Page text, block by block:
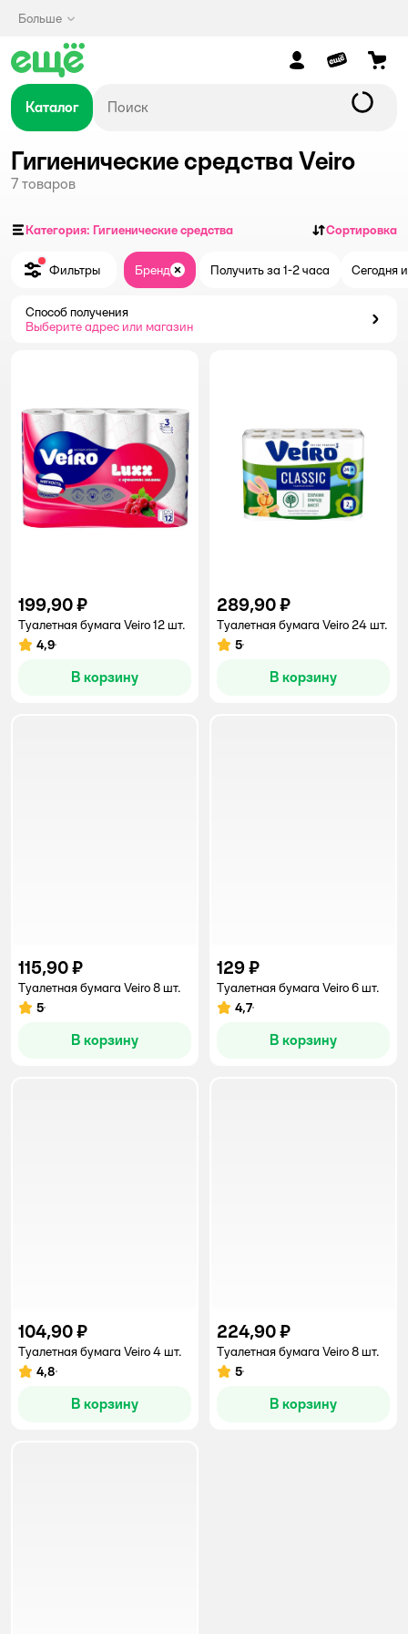
Больше
Каталог
Гигиенические средства Veiro
7 товаров
Категория: Гигиенические средства Сортировка
Фильтры Бренд ЗакрытьПолучить за 1-2 часа Сегодня
Способ получения
Выберите адрес или магазин
199,90 ₽
Туалетная бумага Veiro 12 шт.
Рейтинг:
4,9
В корзину
289,90 ₽
Туалетная бумага Veiro 24 шт.
Рейтинг:
5
В корзину
115,90 ₽
Туалетная бумага Veiro 8 шт.
Рейтинг:
5
В корзину
129 ₽
Туалетная бумага Veiro 6 шт.
Рейтинг:
4,7
В корзину
104,90 ₽
Туалетная бумага Veiro 4 шт.
Рейтинг:
4,8
В корзину
224,90 ₽
Туалетная бумага Veiro 8 шт.
Рейтинг:
5
В корзину